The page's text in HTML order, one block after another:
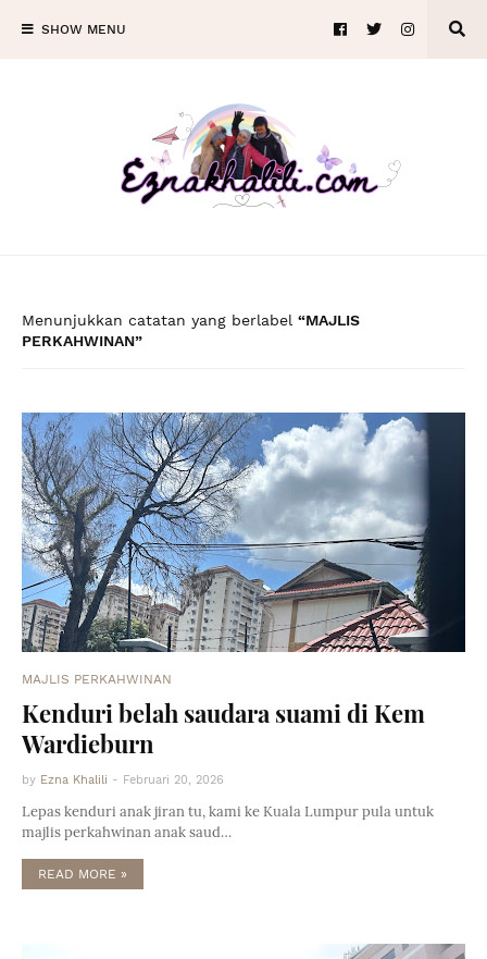
SHOW MENU
Menunjukkan catatan yang berlabel
MAJLIS
PERKAHWINAN
MAJLIS PERKAHWINAN
Kenduri belah saudara suami di Kem
Wardieburn
by Ezna Khalili - Februari 20, 2026
Lepas kenduri anak jiran tu, kami ke Kuala Lumpur pula untuk
majlis perkahwinan anak saud…
READ MORE »